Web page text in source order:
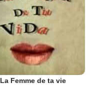
La Femme de ta vie